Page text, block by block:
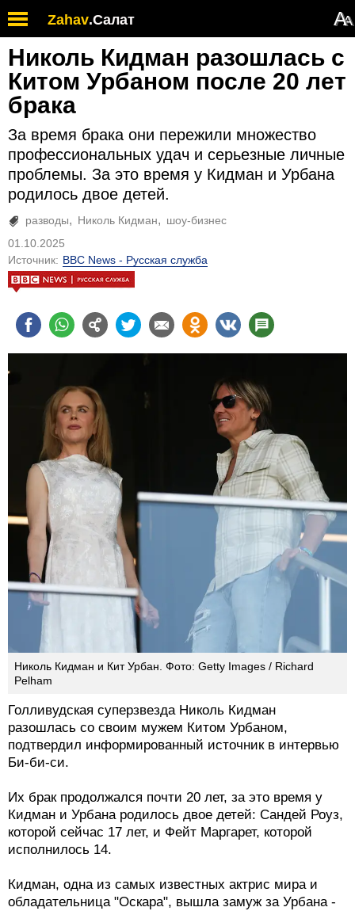
Zahav.Салат АА
Николь Кидман разошлась с
Китом Урбаном после 20 лет
брака
За время брака они пережили множество
профессиональных удач и серьезные личные
проблемы. За это время у Кидман и Урбана
родилось двое детей.
разводы Николь Кидман
шоу-бизнес
01.10.2025
Источник: BBC News - Русская служба
Николь Кидман и Кит Урбан. Фото: Getty Images / Richard
Pelham
Голливудская суперзвезда Николь Кидман
разошлась со своим мужем Китом Урбаном,
подтвердил информированный источник в интервью
Би-би-си.
Их брак продолжался почти 20 лет, за это время у
Кидман и Урбана родилось двое детей: Сандей Роуз,
которой сейчас 17 лет, и Фейт Маргарет, которой
исполнилось 14.
Кидман, одна из самых известных актрис мира и
обладательница "Оскара", вышла замуж за Урбана -